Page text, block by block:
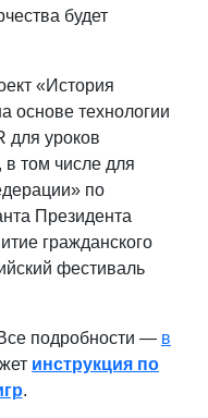
будет
«История
основе технологии
для уроков
в том числе для
по
Президента
гражданского
фестиваль
подробности — в
инструкция по
.